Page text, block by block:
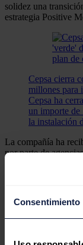
Consentimiento
solidez una
estrategia Positive
Cepsa cierra
millones para
Cepsa ha
un importe
la instalación
La compañía ha
por parte de
Sustainalytics, en
extracción de agua
de conseguir su